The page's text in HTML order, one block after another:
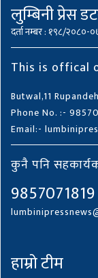
लुम्बिनी प्रेस
दर्ता नम्बर : १९८/२०८०-
This is offical
Butwal,11
Phone No. :-
Email:-
कुनै पनि
9857071819
हाम्रो टीम